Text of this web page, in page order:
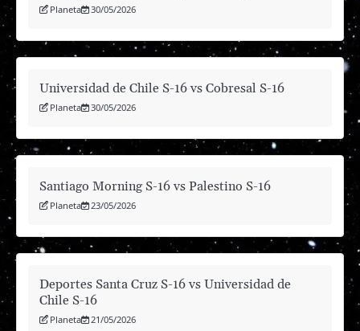
Planeta 30/05/2026
Universidad de Chile S-16 vs Cobresal S-16
Planeta 30/05/2026
Santiago Morning S-16 vs Palestino S-16
Planeta 23/05/2026
Deportes Santa Cruz S-16 vs Universidad de
Chile S-16
Planeta 21/05/2026